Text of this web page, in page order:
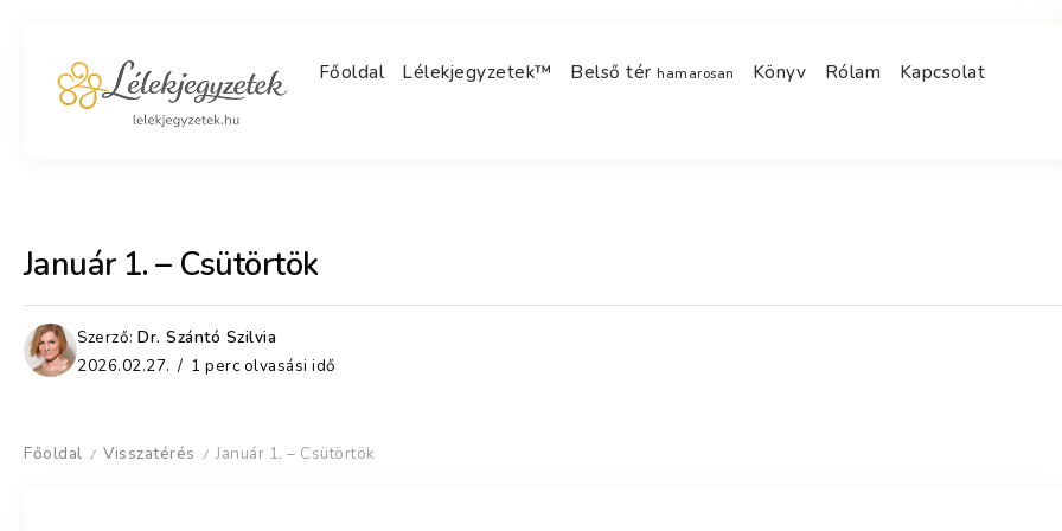
Főoldal Lélekjegyzetek™ Belső térhamarosan Könyv Rólam Kapcsolat
Január 1. – Csütörtök
Szerző: Dr. Szántó Szilvia
2026.02.27.
1 perc olvasási idő
Főoldal / Visszatérés / Január 1. – Csütörtök